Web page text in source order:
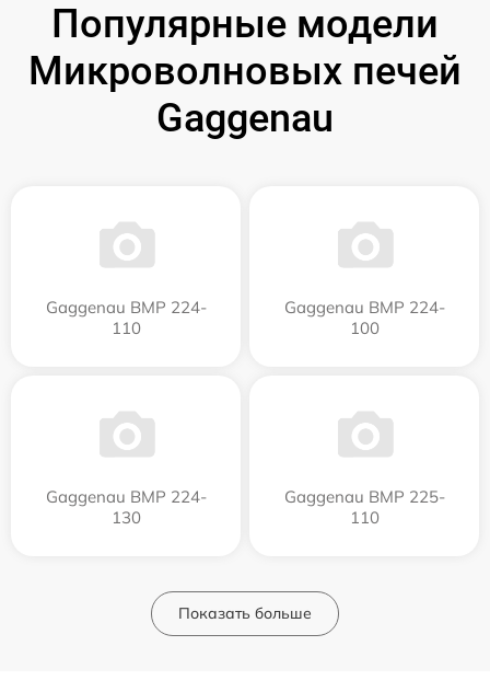
Популярные модели
Микроволновых печей
Gaggenau
Gaggenau BMP 224-
110
Gaggenau BMP 224-
100
Gaggenau BMP 224-
130
Gaggenau BMP 225-
110
Показать больше